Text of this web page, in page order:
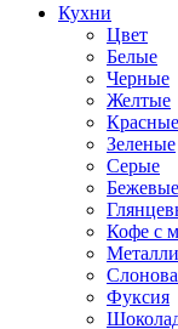
Кухни
Цвет
Белые
Черные
Желтые
Красные
Зеленые
Серые
Бежевые
Кофе с
Фуксия